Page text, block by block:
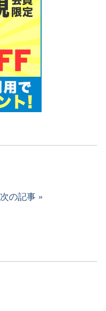
次の記事